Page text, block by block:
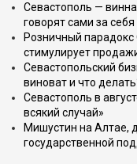
Севастополь —
говорят сами за себя
Розничный парадокс
стимулирует
Севастопольский
виноват и что
Севастополь в
всякий случай»
Мишустин на Алтае,
государственной